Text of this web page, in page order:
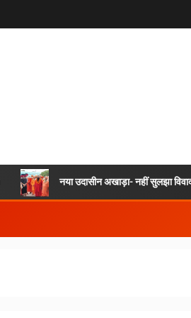
नया उदासीन अखाड़ा- नहीं सुलझा